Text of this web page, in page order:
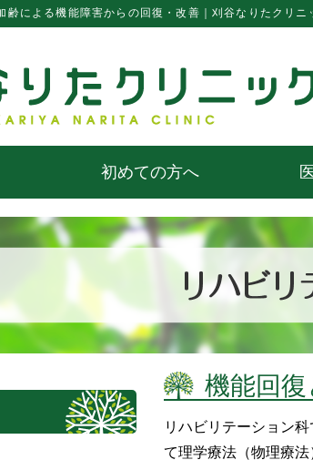
齢による機能障害からの回復・改善｜刈谷なりたクリニ
初めての方へ
機能回
リハビリテーション
て理学療法（物理療